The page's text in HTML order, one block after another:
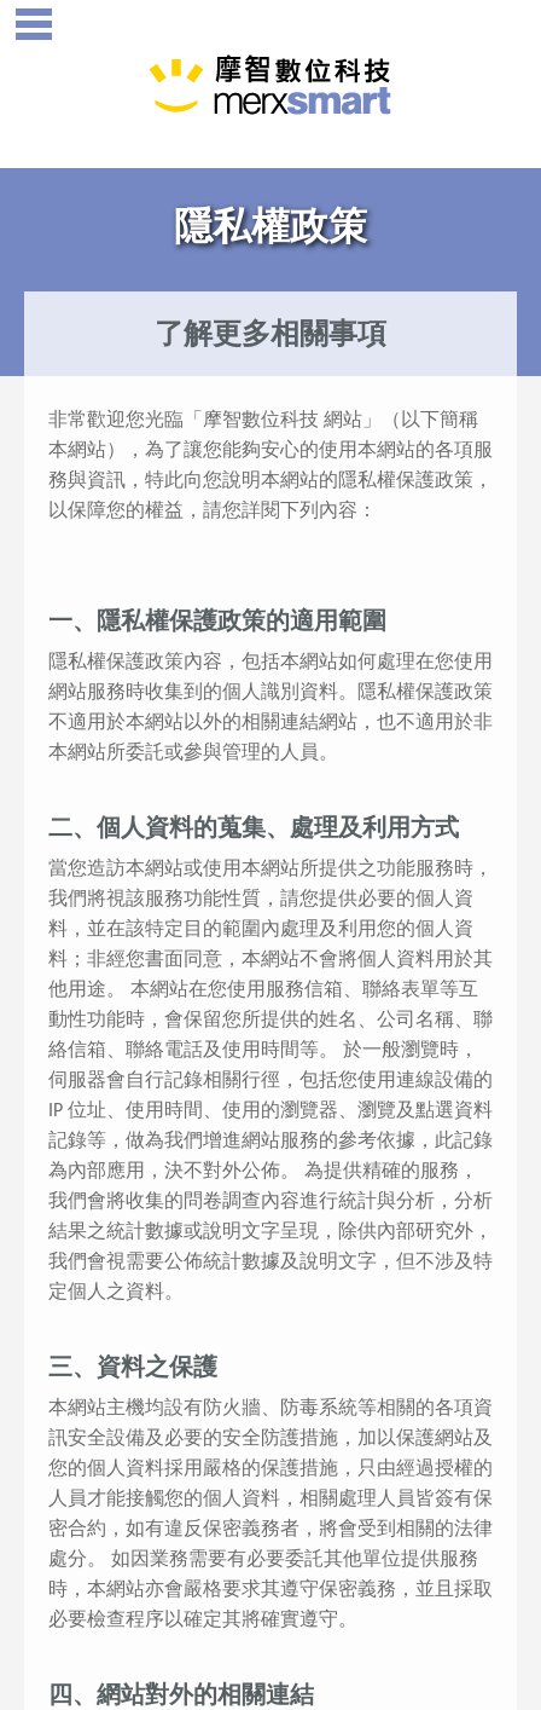
隱私權政策
了解更多相關事項
非常歡迎您光臨「摩智數位科技 網站」（以下簡稱
本網站），為了讓您能夠安心的使用本網站的各項服
務與資訊，特此向您說明本網站的隱私權保護政策，
以保障您的權益，請您詳閱下列內容：
一、隱私權保護政策的適用範圍
隱私權保護政策內容，包括本網站如何處理在您使用
網站服務時收集到的個人識別資料。隱私權保護政策
不適用於本網站以外的相關連結網站，也不適用於非
本網站所委託或參與管理的人員。
二、個人資料的蒐集、處理及利用方式
當您造訪本網站或使用本網站所提供之功能服務時，
我們將視該服務功能性質，請您提供必要的個人資
料，並在該特定目的範圍內處理及利用您的個人資
料；非經您書面同意，本網站不會將個人資料用於其
他用途。 本網站在您使用服務信箱、聯絡表單等互
動性功能時，會保留您所提供的姓名、公司名稱、聯
絡信箱、聯絡電話及使用時間等。 於一般瀏覽時，
伺服器會自行記錄相關行徑，包括您使用連線設備的
IP 位址、使用時間、使用的瀏覽器、瀏覽及點選資料
記錄等，做為我們增進網站服務的參考依據，此記錄
為內部應用，決不對外公佈。 為提供精確的服務，
我們會將收集的問卷調查內容進行統計與分析，分析
結果之統計數據或說明文字呈現，除供內部研究外，
我們會視需要公佈統計數據及說明文字，但不涉及特
定個人之資料。
三、資料之保護
本網站主機均設有防火牆、防毒系統等相關的各項資
訊安全設備及必要的安全防護措施，加以保護網站及
您的個人資料採用嚴格的保護措施，只由經過授權的
人員才能接觸您的個人資料，相關處理人員皆簽有保
密合約，如有違反保密義務者，將會受到相關的法律
處分。 如因業務需要有必要委託其他單位提供服務
時，本網站亦會嚴格要求其遵守保密義務，並且採取
必要檢查程序以確定其將確實遵守。
四、網站對外的相關連結